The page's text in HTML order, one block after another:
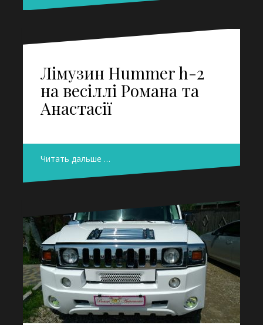
Лімузин Hummer h-2
на весіллі Романа та
Анастасії
Читать дальше …